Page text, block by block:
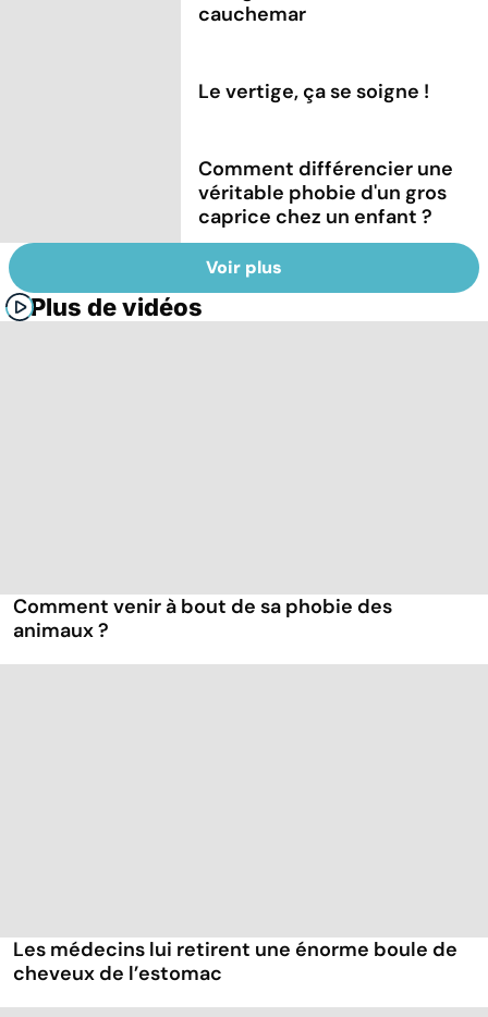
cauchemar
Le vertige, ça se soigne !
Comment différencier une
véritable phobie d'un gros
caprice chez un enfant ?
Voir plus
Plus de vidéos
Comment venir à bout de sa phobie des
animaux ?
Les médecins lui retirent une énorme boule de
cheveux de l’estomac